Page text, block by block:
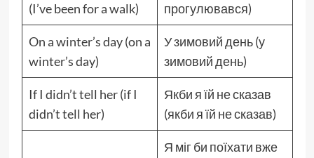
(I’ve been for a walk)
прогулювався)
On a winter’s day (on a
winter’s day)
У зимовий день (у
зимовий день)
If I didn’t tell her (if I
didn’t tell her)
Якби я їй не сказав
(якби я їй не сказав)
Я міг би поїхати вже